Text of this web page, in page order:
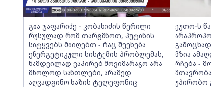
გია ჯაფარიძე - კობახიძის წერილი
რუსულად რომ თარგმნოთ, პუტინის
სიტყვებს მიიღებთ - რაც შეეხება
ენერგეტიკული სისტემის პრობლემას,
ნამდვილად ვაპირებ მოვიმარაგო არა
მხოლოდ სანთლები, არამედ
აღვადგინო ხაზის ტელეფონიც
ეუთო-ს
მზია
რჩება -
უპირობო